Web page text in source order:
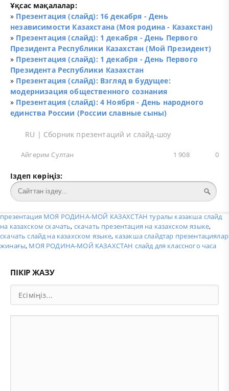
Ұқсас мақалалар:
» Презентация (слайд): 16 декабря - День
независимости Казахстана (Моя родина - Казахстан)
» Презентация (слайд): 1 декабря - День Первого
Президента Республики Казахстан (Мой Президент)
» Презентация (слайд): 1 декабря - День Первого
Президента Республики Казахстан
» Презентация (слайд): Взгляд в будущее:
модернизация общественного сознания
» Презентация (слайд): 4 Ноября - День народного
единства России (России славные сыны)
RU | Сборник презентаций и слайд-шоу
Айгерим Султан 0
1 908
Іздеп көріңіз:
презентация МОЯ РОДИНА-МОЙ КАЗАХСТАН туралы казакша слайд
на казахском скачать, скачать презентация на казахском языке,
скачать слайд на казахском языке, казакша слайдтар презентациялар
жинағы, МОЯ РОДИНА-МОЙ КАЗАХСТАН слайд для классного часа
ПІКІР ЖАЗУ